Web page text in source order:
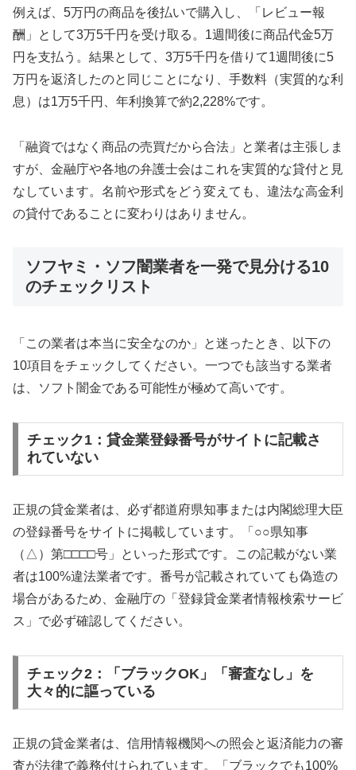
例えば、5万円の商品を後払いで購入し、「レビュー報
酬」として3万5千円を受け取る。1週間後に商品代金5万
円を支払う。結果として、3万5千円を借りて1週間後に5
万円を返済したのと同じことになり、手数料（実質的な利
息）は1万5千円、年利換算で約2,228%です。
「融資ではなく商品の売買だから合法」と業者は主張しま
すが、金融庁や各地の弁護士会はこれを実質的な貸付と見
なしています。名前や形式をどう変えても、違法な高金利
の貸付であることに変わりはありません。
ソフヤミ・ソフ闇業者を一発で見分ける10
のチェックリスト
「この業者は本当に安全なのか」と迷ったとき、以下の
10項目をチェックしてください。一つでも該当する業者
は、ソフト闇金である可能性が極めて高いです。
チェック1：貸金業登録番号がサイトに記載さ
れていない
正規の貸金業者は、必ず都道府県知事または内閣総理大臣
の登録番号をサイトに掲載しています。「○○県知事
（△）第□□□□号」といった形式です。この記載がない業
者は100%違法業者です。番号が記載されていても偽造の
場合があるため、金融庁の「登録貸金業者情報検索サービ
ス」で必ず確認してください。
チェック2：「ブラックOK」「審査なし」を
大々的に謳っている
正規の貸金業者は、信用情報機関への照会と返済能力の審
査が法律で義務付けられています。「ブラックでも100%